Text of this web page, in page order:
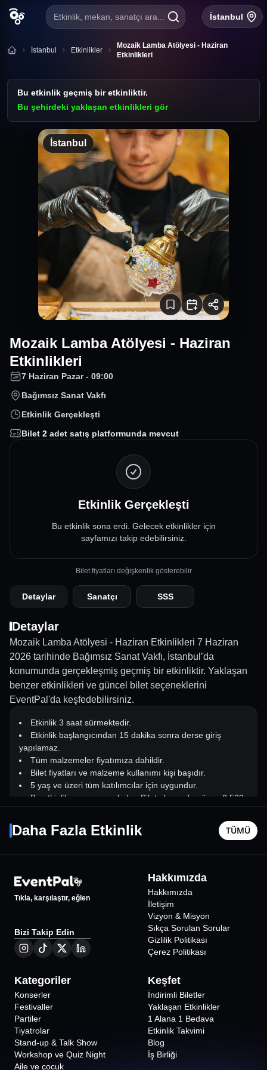
Etkinlik, mekan, sanatçı ara... İstanbul
İstanbul Etkinlikler
Mozaik Lamba Atölyesi - Haziran
Etkinlikleri
Bu etkinlik geçmiş bir etkinliktir.
Bu şehirdeki yaklaşan etkinlikleri gör
İstanbul
Mozaik Lamba Atölyesi - Haziran
Etkinlikleri
7 Haziran Pazar - 09:00
Bağımsız Sanat Vakfı
Etkinlik Gerçekleşti
Bilet 2 adet satış platformunda mevcut
Etkinlik Gerçekleşti
Bu etkinlik sona erdi. Gelecek etkinlikler için
sayfamızı takip edebilirsiniz.
Bilet fiyatları değişkenlik gösterebilir
Detaylar Sanatçı SSS
Detaylar
Mozaik Lamba Atölyesi - Haziran Etkinlikleri 7 Haziran
2026 tarihinde Bağımsız Sanat Vakfı, İstanbul’da
konumunda gerçekleşmiş geçmiş bir etkinliktir. Yaklaşan
benzer etkinlikleri ve güncel bilet seçeneklerini
EventPal'da keşfedebilirsiniz.
Etkinlik 3 saat sürmektedir.
Etkinlik başlangıcından 15 dakika sonra derse giriş
yapılamaz.
Tüm malzemeler fiyatımıza dahildir.
Bilet fiyatları ve malzeme kullanımı kişi başıdır.
5 yaş ve üzeri tüm katılımcılar için uygundur.
Bu etkinlik rezervasyonludur. Bilet alınmadan önce 0 533
Daha Fazla Etkinlik TÜMÜ
%50 İNDİRİMLİ
İstanbul
Harbiye Cemil Topuzlu Açıkhava Tiyatrosu
9
İstanbul
Tıkla, karşılaştır, eğlen
Bizi Takip Edin
Hakkımızda
Hakkımızda
İletişim
Vizyon & Misyon
Sıkça Sorulan Sorular
Gizlilik Politikası
Çerez Politikası
Kategoriler
Konserler
Festivaller
Partiler
Tiyatrolar
Stand-up & Talk Show
Workshop ve Quiz Night
Aile ve çocuk
Keşfet
İndirimli Biletler
Yaklaşan Etkinlikler
1 Alana 1 Bedava
Etkinlik Takvimi
Blog
İş Birliği